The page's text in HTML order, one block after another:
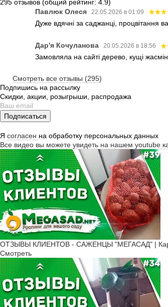
295 отзывов (общий рейтинг: 4.9)
Павлюк Олеся
22.05.2026 в 01:09
Дуже вдячні за саджанці,
Дар'я Кочуланова 20.05.2026 в 18:56
Замовляла на сайті дерево, кущі
Смотреть все отзывы (295)
Подпишись на рассылку
Скидки, акции, розыгрыши, распродажа
Подписаться
Я согласен на обработку персональных данных
Все видео вы можете увидеть на нашем youtube
ОТЗЫВЫ КЛИЕНТОВ - САЖЕНЦЫ "МЕГАСАД" |
Смотреть